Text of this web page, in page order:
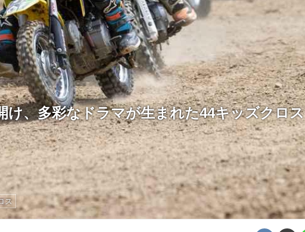
け、多彩なドラマが生まれた44キッズクロス
ス